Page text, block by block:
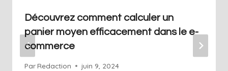
Découvrez comment calculer un
panier moyen efficacement dans le e-
commerce
Par Redaction juin 9, 2024